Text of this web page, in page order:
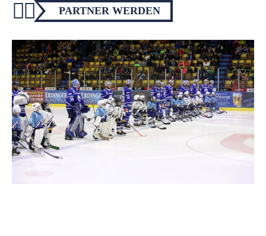
PARTNER WERDEN